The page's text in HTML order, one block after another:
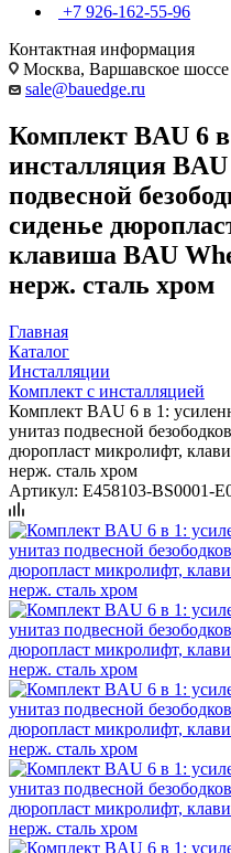
+7 926-162-55-96
Контактная информация
Москва, Варшавское шоссе
sale@bauedge.ru
Комплект BAU 6
инсталляция
подвесной
сиденье
клавиша BAU
нерж. сталь хром
Главная
Каталог
Инсталляции
Комплект с инсталляцией
Комплект BAU 6 в 1:
унитаз подвесной
дюропласт микролифт,
нерж. сталь хром
Артикул: E458103-BS0001-